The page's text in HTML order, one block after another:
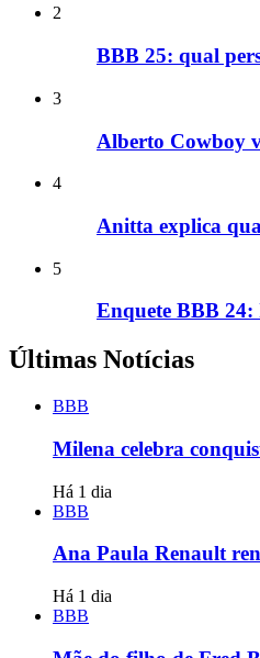
2
BBB 25: qual
3
Alberto Cowboy
4
Anitta explica
5
Enquete BBB 24:
Últimas Notícias
BBB
Milena celebra
Há 1 dia
BBB
Ana Paula Renault
Há 1 dia
BBB